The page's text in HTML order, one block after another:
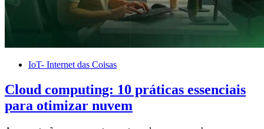
IoT- Internet das Coisas
Cloud computing: 10 práticas essenciais
para otimizar nuvem